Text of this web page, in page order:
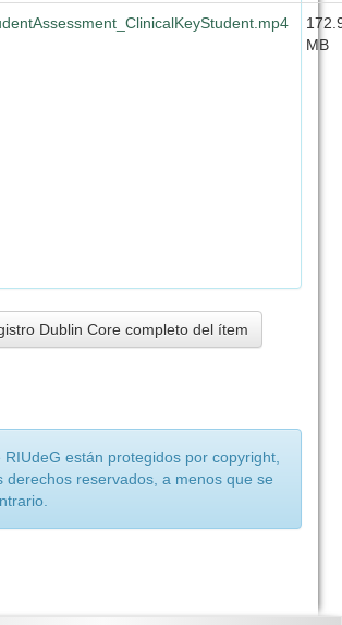
MB
Dublin Core completo del ítem
están protegidos por copyright,
derechos reservados, a menos que se